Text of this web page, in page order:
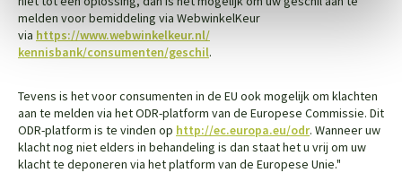
melden voor bemiddeling via WebwinkelKeur
via https://www.webwinkelkeur.nl/
kennisbank/consumenten/geschil.
Tevens is het voor consumenten in de EU ook mogelijk om klachten
aan te melden via het ODR-platform van de Europese Commissie. Dit
ODR-platform is te vinden op http://ec.europa.eu/odr. Wanneer uw
klacht nog niet elders in behandeling is dan staat het u vrij om uw
klacht te deponeren via het platform van de Europese Unie."